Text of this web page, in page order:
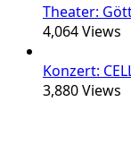
Theater:
4,064Views
Konzert:
3,880Views